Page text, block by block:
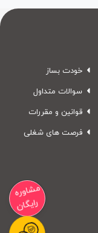
خودت بساز
سوالات متداول
قوانین و مقررات
فرصت های شغلی
مشاوره
رایگان